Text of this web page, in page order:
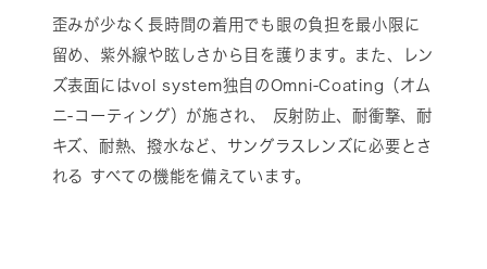
歪みが少なく長時間の着用でも眼の負担を最小限に
留め、紫外線や眩しさから目を護ります。また、レン
ズ表面にはvol system独自のOmni-Coating（オム
ニ-コーティング）が施され、 反射防止、耐衝撃、耐
キズ、耐熱、撥水など、サングラスレンズに必要とさ
れる すべての機能を備えています。